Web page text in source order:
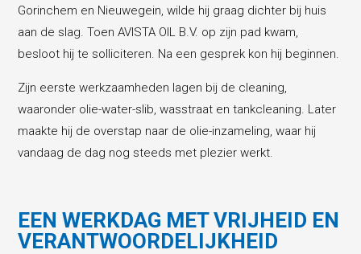
Gorinchem en Nieuwegein, wilde hij graag dichter bij huis
aan de slag. Toen AVISTA OIL B.V. op zijn pad kwam,
besloot hij te solliciteren. Na een gesprek kon hij beginnen.
Zijn eerste werkzaamheden lagen bij de cleaning,
waaronder olie-water-slib, wasstraat en tankcleaning. Later
maakte hij de overstap naar de olie-inzameling, waar hij
vandaag de dag nog steeds met plezier werkt.
EEN WERKDAG MET VRIJHEID EN
VERANTWOORDELIJKHEID